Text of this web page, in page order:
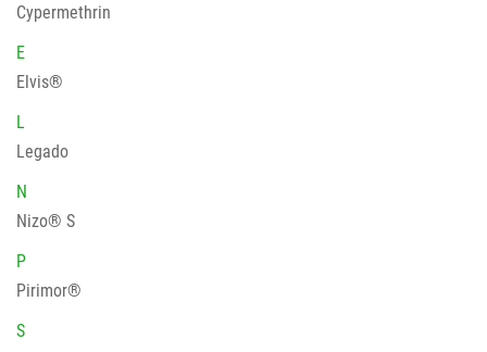
Cypermethrin
E
Elvis®
L
Legado
N
Nizo® S
P
Pirimor®
S